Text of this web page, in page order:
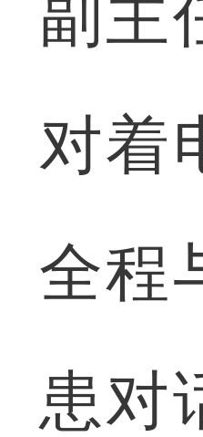
副主
对着
全程
患对